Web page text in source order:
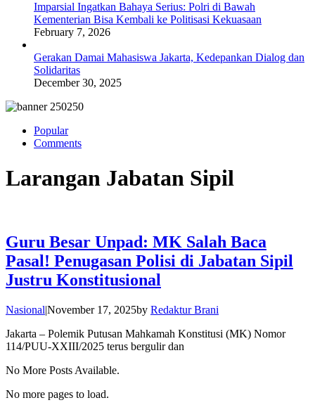
Imparsial Ingatkan Bahaya Serius: Polri di Bawah
Kementerian Bisa Kembali ke Politisasi Kekuasaan
February 7, 2026
Gerakan Damai Mahasiswa Jakarta, Kedepankan Dialog dan
Solidaritas
December 30, 2025
Popular
Comments
Larangan Jabatan Sipil
Guru Besar Unpad: MK Salah Baca
Pasal! Penugasan Polisi di Jabatan Sipil
Justru Konstitusional
Nasional|November 17, 2025by Redaktur Brani
Jakarta – Polemik Putusan Mahkamah Konstitusi (MK) Nomor
114/PUU-XXIII/2025 terus bergulir dan
No More Posts Available.
No more pages to load.